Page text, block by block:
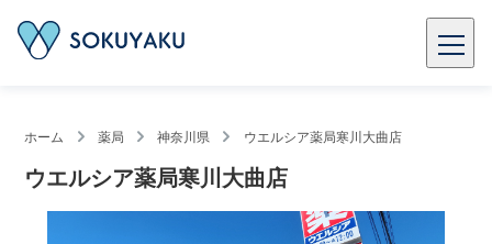
ホーム 薬局 神奈川県 ウエルシア薬局寒川大曲店
ウエルシア薬局寒川大曲店